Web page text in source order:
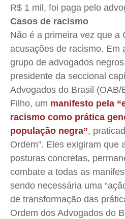
R$ 1 mil, foi paga pelo
Casos de racismo
Não é a primeira vez que a
acusações de racismo. Em
grupo de advogados
presidente da seccional
Advogados do Brasil
Filho, um manifesto pela
racismo como prática
população negra”,
Ordem”. Eles exigiram que
posturas concretas,
combate a todas as
sendo necessária uma
de transformação das
Ordem dos Advogados do